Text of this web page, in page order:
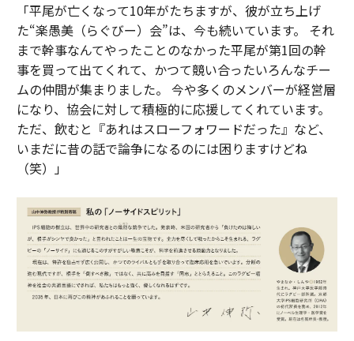
「平尾が亡くなって10年がたちますが、彼が立ち上げ
た“楽愚美（らぐびー）会”は、今も続いています。 それ
まで幹事なんてやったことのなかった平尾が第1回の幹
事を買って出てくれて、かつて競い合ったいろんなチー
ムの仲間が集まりました。 今や多くのメンバーが経営層
になり、協会に対して積極的に応援してくれています。
ただ、飲むと『あれはスローフォワードだった』など、
いまだに昔の話で論争になるのには困りますけどね
（笑）」